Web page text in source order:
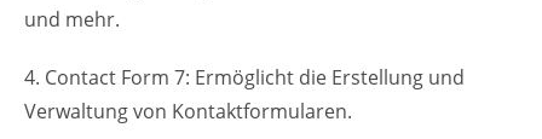
und mehr.
4. Contact Form 7: Ermöglicht die Erstellung und
Verwaltung von Kontaktformularen.